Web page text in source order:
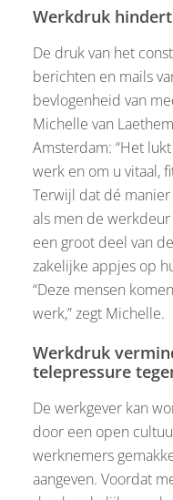
Werkdruk hindert
De druk van het
berichten en mails
bevlogenheid van
Michelle van
Amsterdam: “Het
werk en om u vitaal,
Terwijl dat dé
als men de
een groot deel van
zakelijke appjes op
“Deze mensen
werk,” zegt Michelle.
Werkdruk
telepressure
De werkgever kan
door een open
werknemers
aangeven. Voordat